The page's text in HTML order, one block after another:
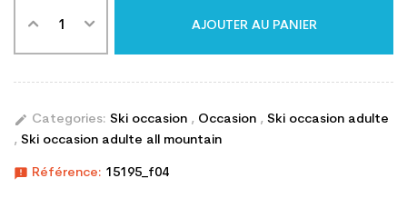
AJOUTER AU PANIER
edit Categories: Ski occasion , Occasion , Ski occasion adulte
, Ski occasion adulte all mountain
announcement Référence: 15195_f04